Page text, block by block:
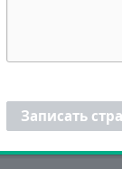
Записать